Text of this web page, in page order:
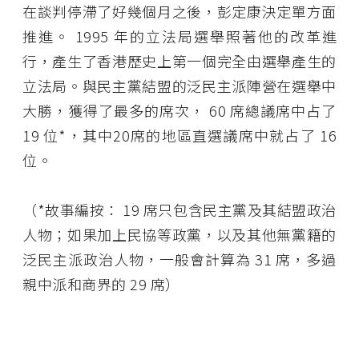
在談判停滯了好幾個月之後，彭定康決定單方面
推進。 1995 年的立法局選舉照著他的改革進
行，產生了香港歷史上第一個完全由選舉產生的
立法局。與民主黨結盟的泛民主派陣營在選舉中
大勝，獲得了最多的席次， 60 席總議席中占了
19 位*，其中20席的地區直選議席中就占了 16
位。
（*故事編按： 19 席只包含民主黨及其結盟政治
人物；如果加上民協等政黨，以及其他無黨籍的
泛民主派政治人物，一般會計算為 31 席，多過
親中派和商界的 29 席）